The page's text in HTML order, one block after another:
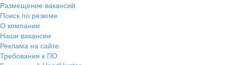
Размещение вакансий
Поиск по резюме
О компании
Наши вакансии
Реклама на сайте
Требования к ПО